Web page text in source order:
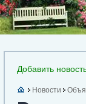
Добавить
Новости